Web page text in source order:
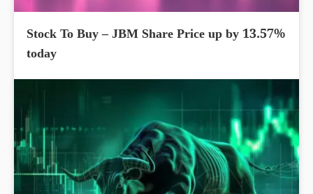
Stock To Buy – JBM Share Price up by 13.57%
today